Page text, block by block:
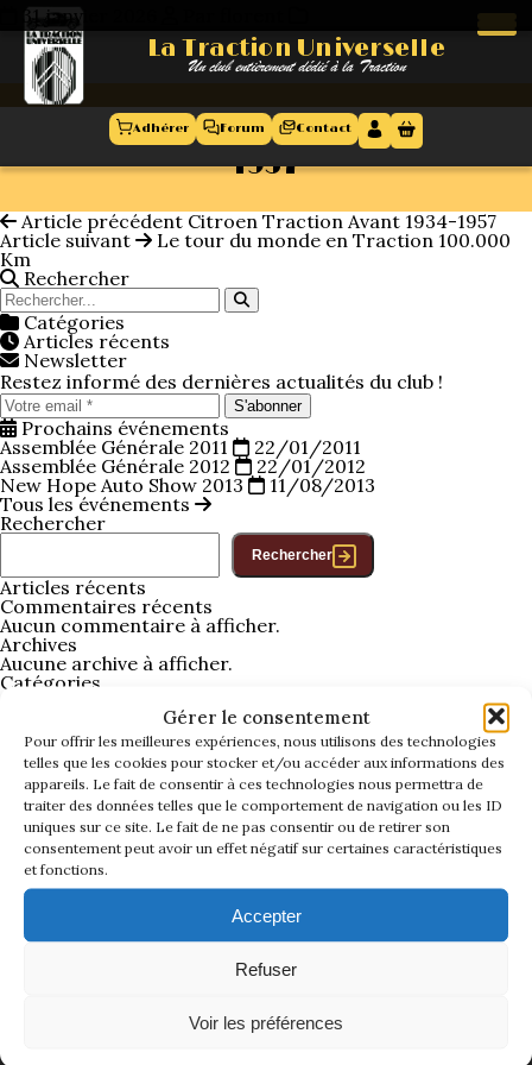
Gérer le consentement
Pour offrir les meilleures expériences, nous utilisons des technologies
telles que les cookies pour stocker et/ou accéder aux informations des
appareils. Le fait de consentir à ces technologies nous permettra de
traiter des données telles que le comportement de navigation ou les ID
uniques sur ce site. Le fait de ne pas consentir ou de retirer son
consentement peut avoir un effet négatif sur certaines caractéristiques
et fonctions.
Accepter
Refuser
Voir les préférences
La Traction Universelle
Un club entièrement dédié à la Traction
La Traction Universelle
Accueil
Le club
Nos 50 ans
Le comité
Le conseil
La Boutique
Les pièces
L’assurance
Liens
Agenda
Evènements
La Revue
Les salons
La Traction des
membres
Bibliographie
Antennes
régionales
Adhérer Forum Contact
CITROEN TRACTION AVANT 1934-
1957
31 janvier 2026
Article précédent Citroen Traction Avant 1934-1957
Article suivant
Le tour du monde en Traction 100.000
Km
Rechercher
Catégories
Articles récents
Newsletter
Restez informé des dernières actualités du club !
S'abonner
Prochains événements
Assemblée Générale 2011
22/01/2011
Assemblée Générale 2012
22/01/2012
New Hope Auto Show 2013
11/08/2013
Tous les événements
Rechercher
Rechercher
Articles récents
Commentaires récents
Aucun commentaire à afficher.
Archives
Aucune archive à afficher.
Catégories
LA TRACTION UNIVERSELLE